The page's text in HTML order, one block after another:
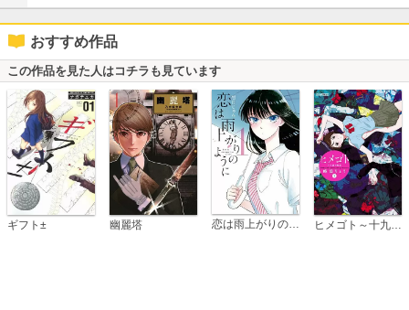
おすすめ作品
この作品を見た人はコチラも見ています
ギフト± 幽麗塔 恋は雨上がりのように